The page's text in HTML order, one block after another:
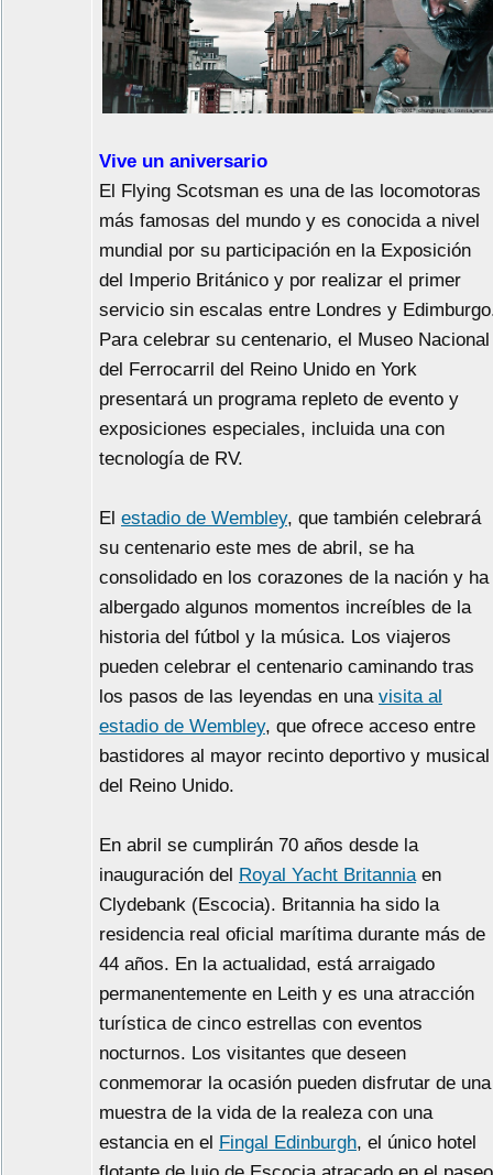
Vive un aniversario
El Flying Scotsman es una de las locomotoras
más famosas del mundo y es conocida a nivel
mundial por su participación en la Exposición
del Imperio Británico y por realizar el primer
servicio sin escalas entre Londres y
Para celebrar su centenario, el Museo Nacional
del Ferrocarril del Reino Unido en York
presentará un programa repleto de evento y
exposiciones especiales, incluida una con
tecnología de RV.
El estadio de Wembley, que también celebrará
su centenario este mes de abril, se ha
consolidado en los corazones de la nación y ha
albergado algunos momentos increíbles de la
historia del fútbol y la música. Los viajeros
pueden celebrar el centenario caminando tras
los pasos de las leyendas en una visita al
estadio de Wembley, que ofrece acceso entre
bastidores al mayor recinto deportivo y musical
del Reino Unido.
En abril se cumplirán 70 años desde la
inauguración del Royal Yacht Britanniaen
Clydebank (Escocia). Britannia ha sido la
residencia real oficial marítima durante más de
44 años. En la actualidad, está arraigado
permanentemente en Leith y es una atracción
turística de cinco estrellas con eventos
nocturnos. Los visitantes que deseen
conmemorar la ocasión pueden disfrutar de una
muestra de la vida de la realeza con una
estancia en el Fingal Edinburgh, el único hotel